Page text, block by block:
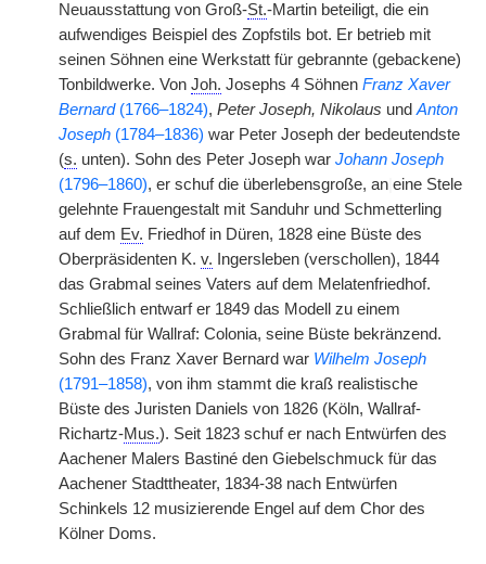
Neuausstattung von Groß-St.-Martin beteiligt, die ein
aufwendiges Beispiel des Zopfstils bot. Er betrieb mit
seinen Söhnen eine Werkstatt für gebrannte (gebackene)
Tonbildwerke. Von Joh. Josephs 4 Söhnen Franz Xaver
Bernard(1766–1824), Peter Joseph, Nikolaus und Anton
Joseph (1784–1836) war Peter Joseph der bedeutendste
(s. unten). Sohn des Peter Joseph war Johann Joseph
(1796–1860), er schuf die überlebensgroße, an eine Stele
gelehnte Frauengestalt mit Sanduhr und Schmetterling
auf dem Ev. Friedhof in Düren, 1828 eine Büste des
Oberpräsidenten K. v. Ingersleben (verschollen), 1844
das Grabmal seines Vaters auf dem Melatenfriedhof.
Schließlich entwarf er 1849 das Modell zu einem
Grabmal für Wallraf: Colonia, seine Büste bekränzend.
Sohn des Franz Xaver Bernard war Wilhelm Joseph
(1791–1858), von ihm stammt die kraß realistische
Büste des Juristen Daniels von 1826 (Köln, Wallraf-
Richartz-Mus.). Seit 1823 schuf er nach Entwürfen des
Aachener Malers Bastiné den Giebelschmuck für das
Aachener Stadttheater, 1834-38 nach Entwürfen
Schinkels 12 musizierende Engel auf dem Chor des
Kölner Doms.